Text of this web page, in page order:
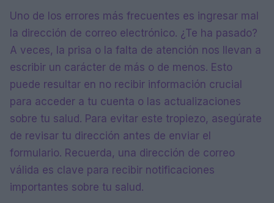
Uno de los errores más frecuentes es ingresar mal
la dirección de correo electrónico. ¿Te ha pasado?
A veces, la prisa o la falta de atención nos llevan a
escribir un carácter de más o de menos. Esto
puede resultar en no recibir información crucial
para acceder a tu cuenta o las actualizaciones
sobre tu salud. Para evitar este tropiezo, asegúrate
de revisar tu dirección antes de enviar el
formulario. Recuerda, una dirección de correo
válida es clave para recibir notificaciones
importantes sobre tu salud.